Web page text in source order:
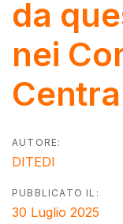
da
nei
AUTORE:
DITEDI
PUBBLICATO IL:
30 Luglio 2025